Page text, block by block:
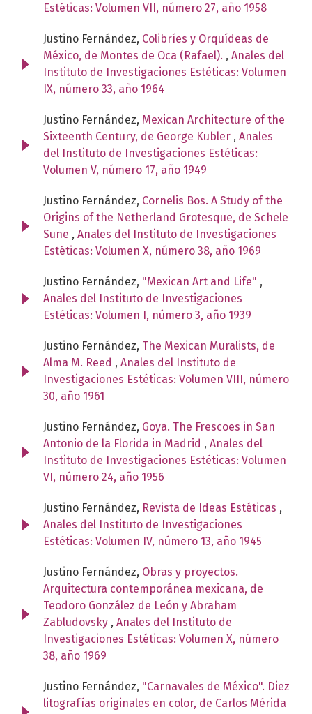
Estéticas: Volumen VII, número 27, año 1958
Justino Fernández, Colibríes y Orquídeas de
México, de Montes de Oca (Rafael). , Anales del
Instituto de Investigaciones Estéticas: Volumen
IX, número 33, año 1964
Justino Fernández, Mexican Architecture of the
Sixteenth Century, de George Kubler , Anales
del Instituto de Investigaciones Estéticas:
Volumen V, número 17, año 1949
Justino Fernández, Cornelis Bos. A Study of the
Origins of the Netherland Grotesque, de Schele
Sune , Anales del Instituto de Investigaciones
Estéticas: Volumen X, número 38, año 1969
Justino Fernández, "Mexican Art and Life" ,
Anales del Instituto de Investigaciones
Estéticas: Volumen I, número 3, año 1939
Justino Fernández, The Mexican Muralists, de
Alma M. Reed , Anales del Instituto de
Investigaciones Estéticas: Volumen VIII, número
30, año 1961
Justino Fernández, Goya. The Frescoes in San
Antonio de la Florida in Madrid , Anales del
Instituto de Investigaciones Estéticas: Volumen
VI, número 24, año 1956
Justino Fernández, Revista de Ideas Estéticas ,
Anales del Instituto de Investigaciones
Estéticas: Volumen IV, número 13, año 1945
Justino Fernández, Obras y proyectos.
Arquitectura contemporánea mexicana, de
Teodoro González de León y Abraham
Zabludovsky , Anales del Instituto de
Investigaciones Estéticas: Volumen X, número
38, año 1969
Justino Fernández, "Carnavales de México". Diez
litografías originales en color, de Carlos Mérida